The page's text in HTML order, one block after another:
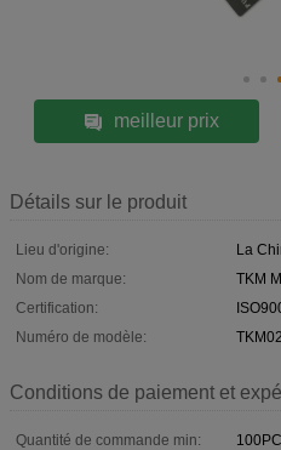
meilleur prix
Détails sur le produit
Lieu d'origine:
La
Nom de marque:
TKM
Certification:
Numéro de modèle:
Conditions de paiement et
Quantité de commande min: